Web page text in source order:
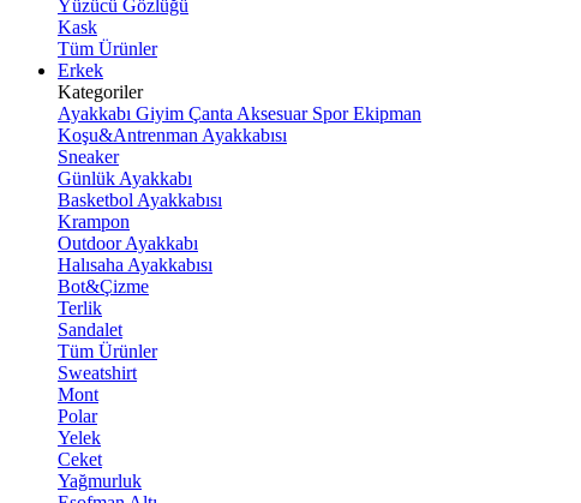
Yüzücü Gözlüğü
Kask
Tüm Ürünler
Erkek
Kategoriler
Ayakkabı Giyim Çanta Aksesuar Spor Ekipman
Koşu&Antrenman Ayakkabısı
Sneaker
Günlük Ayakkabı
Basketbol Ayakkabısı
Krampon
Outdoor Ayakkabı
Halısaha Ayakkabısı
Bot&Çizme
Terlik
Sandalet
Tüm Ürünler
Sweatshirt
Mont
Polar
Yelek
Ceket
Yağmurluk